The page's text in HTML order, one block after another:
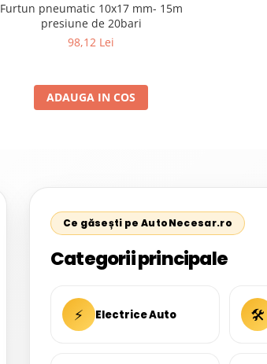
Furtun pneumatic 10x17 mm- 15m
presiune de 20bari
98,12 Lei
ADAUGA IN COS
Ce găsești pe AutoNecesar.ro
Categorii principale
⚡ Electrice Auto 🛠